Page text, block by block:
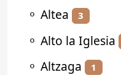
⚬ Altea 3
⚬ Alto la Iglesia
⚬ Altzaga 1